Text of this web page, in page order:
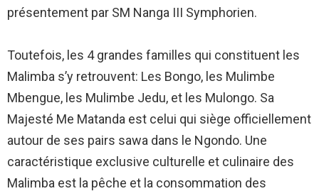
présentement par SM Nanga III Symphorien.
Toutefois, les 4 grandes familles qui constituent les
Malimba s’y retrouvent: Les Bongo, les Mulimbe
Mbengue, les Mulimbe Jedu, et les Mulongo. Sa
Majesté Me Matanda est celui qui siège officiellement
autour de ses pairs sawa dans le Ngondo. Une
caractéristique exclusive culturelle et culinaire des
Malimba est la pêche et la consommation des